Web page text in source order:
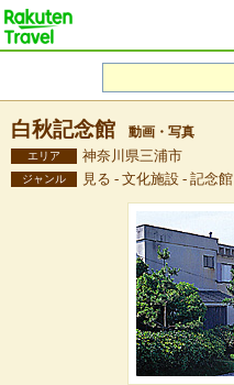
白秋記念館 動画・写真
エリア 神奈川県三浦市
ジャンル 見る - 文化施設 - 記念館